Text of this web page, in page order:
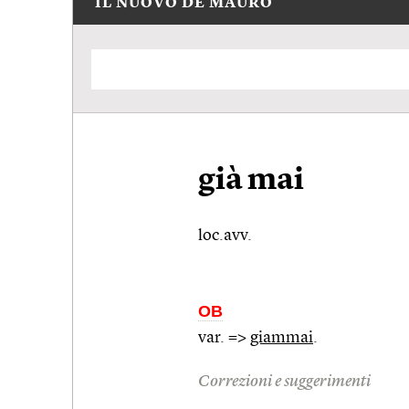
IL NUOVO DE MAURO
già mai
loc.avv.
OB
var. => giammai.
Correzioni e suggerimenti